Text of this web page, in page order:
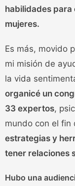
habilidades
mujeres.
Es más, movido
mi misión de
la vida
organicé un
33 expertos,
mundo con el fin
estrategias y
tener relaciones
Hubo una